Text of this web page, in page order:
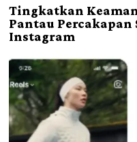
Tingkatkan
Pantau Percakapan
Instagram